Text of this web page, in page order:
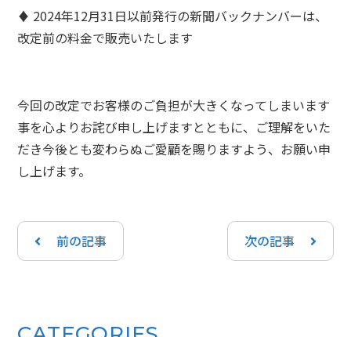
♦ 2024年12月31日以前発行の新聞バックナンバーは、
改定前の料金で販売いたします
今回の改定でお客様のご負担が大きくなってしまいます
事を心よりお詫び申し上げますとともに、ご理解をいた
だき今後とも変わらぬご愛顧を賜りますよう、お願い申
し上げます。
前の記事 次の記事